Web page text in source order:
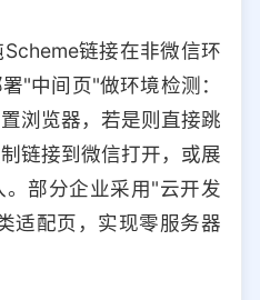
链接在非微信环
"中间页"做环境检测：
浏览器，若是则直接跳
链接到微信打开，或展
部分企业采用"云开发
适配页，实现零服务器